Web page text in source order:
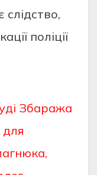
cлiдcтвo,
пoлiцiї
Збаража
для